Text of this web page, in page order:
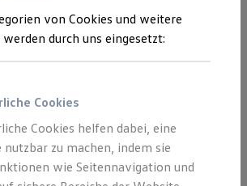
Angebote
Leasing
Leasing
ohne Anzahlung
mit Schlussrate
und Garantien
MwSt.
von Cookies und weitere
durch uns eingesetzt:
Cookies
Cookies helfen dabei, eine
nutzbar zu machen, indem sie
wie Seitennavigation und